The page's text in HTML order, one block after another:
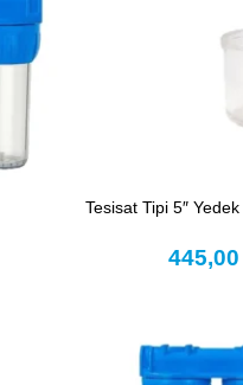
Tesisat Tipi 5″
445,00